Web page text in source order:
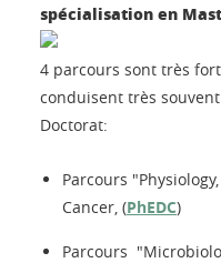
spécialisation en
4 parcours sont très
conduisent très
Doctorat:
Parcours
Cancer, (PhEDC)
Parcours